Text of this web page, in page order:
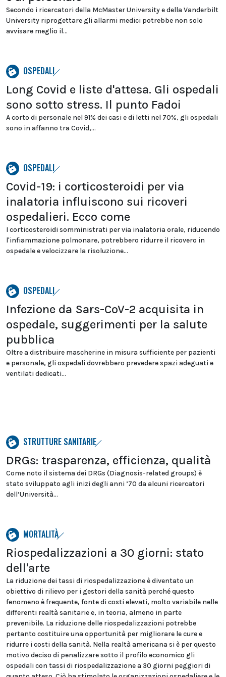
Secondo i ricercatori della McMaster University e della Vanderbilt
University riprogettare gli allarmi medici potrebbe non solo
avvisare meglio il...
OSPEDALI
Long Covid e liste d'attesa. Gli ospedali
sono sotto stress. Il punto Fadoi
A corto di personale nel 91% dei casi e di letti nel 70%, gli ospedali
sono in affanno tra Covid,...
OSPEDALI
Covid-19: i corticosteroidi per via
inalatoria influiscono sui ricoveri
ospedalieri. Ecco come
I corticosteroidi somministrati per via inalatoria orale, riducendo
l'infiammazione polmonare, potrebbero ridurre il ricovero in
ospedale e velocizzare la risoluzione...
OSPEDALI
Infezione da Sars-CoV-2 acquisita in
ospedale, suggerimenti per la salute
pubblica
Oltre a distribuire mascherine in misura sufficiente per pazienti
e personale, gli ospedali dovrebbero prevedere spazi adeguati e
ventilati dedicati...
STRUTTURE SANITARIE
DRGs: trasparenza, efficienza, qualità
Come noto il sistema dei DRGs (Diagnosis-related groups) è
stato sviluppato agli inizi degli anni ’70 da alcuni ricercatori
dell’Università...
MORTALITÀ
Riospedalizzazioni a 30 giorni: stato
dell'arte
La riduzione dei tassi di riospedalizzazione è diventato un
obiettivo di rilievo per i gestori della sanità perché questo
fenomeno è frequente, fonte di costi elevati, molto variabile nelle
differenti realtà sanitarie e, in teoria, almeno in parte
prevenibile. La riduzione delle riospedalizzazioni potrebbe
pertanto costituire una opportunità per migliorare le cure e
ridurre i costi della sanità. Nella realtà americana si è per questo
motivo deciso di penalizzare sotto il profilo economico gli
ospedali con tassi di riospedalizzazione a 30 giorni peggiori di